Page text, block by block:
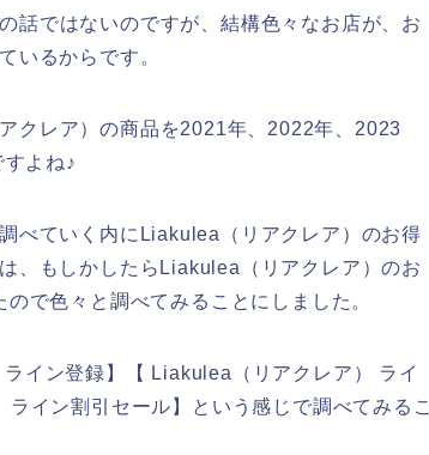
話ではないのですが、結構色々なお店が、お
いるからです。
クレア）の商品を2021年、2022年、2023
よね♪
べていく内にLiakulea（リアクレア）のお得
、もしかしたらLiakulea（リアクレア）のお
で色々と調べてみることにしました。
イン登録】【 Liakulea（リアクレア） ライ
イン割引セール】という感じで調べてみるこ